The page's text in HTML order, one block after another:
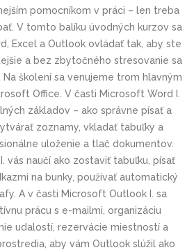
pomocníkom v práci – len treba
V tomto balíku úvodných kurzov sa
Excel a Outlook ovládať tak, aby ste
a bez zbytočného stresovanie sa
školení sa venujeme trom hlavným
Office. V časti Microsoft Word I.
základov – ako správne písať a
zoznamy, vkladať tabuľky a
uloženie a tlač dokumentov.
vás naučí ako zostaviť tabuľku, písať
na bunky, používať automatický
A v časti Microsoft Outlook I. sa
prácu s e-mailmi, organizáciu
udalostí, rezervácie miestností a
aby vám Outlook slúžil ako